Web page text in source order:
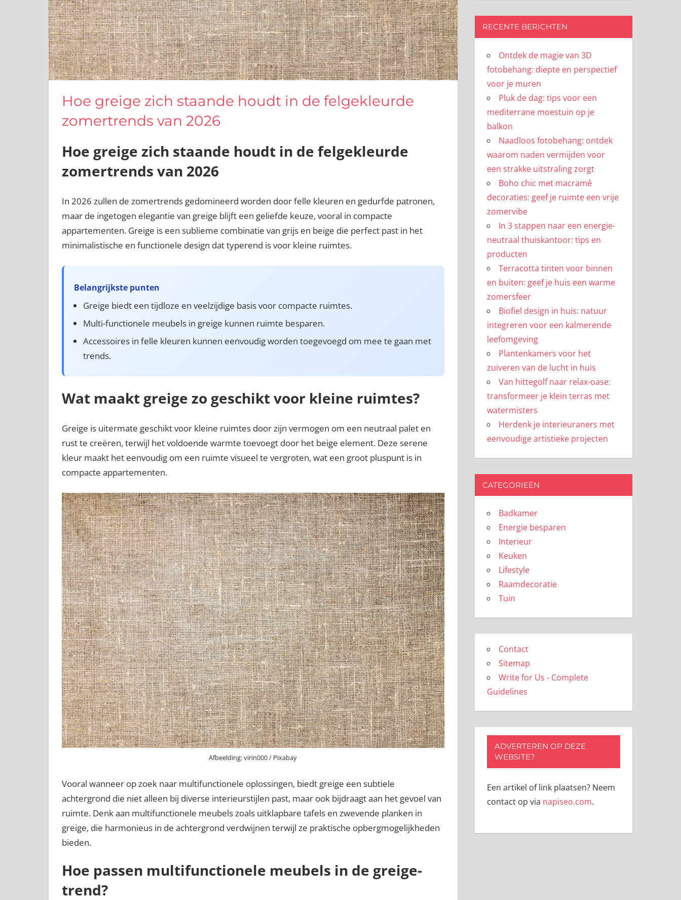
Hoe greige zich staande houdt in de felgekleurde
zomertrends van 2026
Hoe greige zich staande houdt in de felgekleurde
zomertrends van 2026
In 2026 zullen de zomertrends gedomineerd worden door felle kleuren en gedurfde patronen,
maar de ingetogen elegantie van greige blijft een geliefde keuze, vooral in compacte
appartementen. Greige is een sublieme combinatie van grijs en beige die perfect past in het
minimalistische en functionele design dat typerend is voor kleine ruimtes.
Belangrijkste punten
Greige biedt een tijdloze en veelzijdige basis voor compacte ruimtes.
Multi-functionele meubels in greige kunnen ruimte besparen.
Accessoires in felle kleuren kunnen eenvoudig worden toegevoegd om mee te gaan met
trends.
Wat maakt greige zo geschikt voor kleine ruimtes?
Greige is uitermate geschikt voor kleine ruimtes door zijn vermogen om een neutraal palet en
rust te creëren, terwijl het voldoende warmte toevoegt door het beige element. Deze serene
kleur maakt het eenvoudig om een ruimte visueel te vergroten, wat een groot pluspunt is in
compacte appartementen.
Afbeelding: virin000 / Pixabay
Vooral wanneer op zoek naar multifunctionele oplossingen, biedt greige een subtiele
achtergrond die niet alleen bij diverse interieurstijlen past, maar ook bijdraagt aan het gevoel van
ruimte. Denk aan multifunctionele meubels zoals uitklapbare tafels en zwevende planken in
greige, die harmonieus in de achtergrond verdwijnen terwijl ze praktische opbergmogelijkheden
bieden.
Hoe passen multifunctionele meubels in de greige-
trend?
RECENTE BERICHTEN
Ontdek de magie van 3D
fotobehang: diepte en perspectief
voor je muren
Pluk de dag: tips voor een
mediterrane moestuin op je
balkon
Naadloos fotobehang: ontdek
waarom naden vermijden voor
een strakke uitstraling zorgt
Boho chic met macramé
decoraties: geef je ruimte een vrije
zomervibe
In 3 stappen naar een energie-
neutraal thuiskantoor: tips en
producten
Terracotta tinten voor binnen
en buiten: geef je huis een warme
zomersfeer
Biofiel design in huis: natuur
integreren voor een kalmerende
leefomgeving
Plantenkamers voor het
zuiveren van de lucht in huis
Van hittegolf naar relax-oase:
transformeer je klein terras met
watermisters
Herdenk je interieuraners met
eenvoudige artistieke projecten
CATEGORIEËN
Badkamer
Energie besparen
Interieur
Keuken
Lifestyle
Raamdecoratie
Tuin
Contact
Sitemap
Write for Us - Complete
Guidelines
ADVERTEREN OP DEZE
WEBSITE?
Een artikel of link plaatsen? Neem
contact op via napiseo.com.